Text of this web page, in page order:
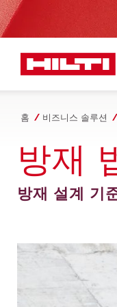
홈 비즈니스 솔루션
방재
방재 설계 기